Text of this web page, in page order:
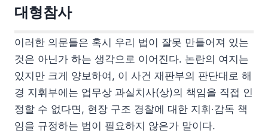
대형참사
이러한 의문들은 혹시 우리 법이 잘못 만들어져 있는
것은 아닌가 하는 생각으로 이어진다. 논란의 여지는
있지만 크게 양보하여, 이 사건 재판부의 판단대로 해
경 지휘부에는 업무상 과실치사(상)의 책임을 직접 인
정할 수 없다면, 현장 구조 경찰에 대한 지휘‧감독 책
임을 규정하는 법이 필요하지 않은가 말이다.